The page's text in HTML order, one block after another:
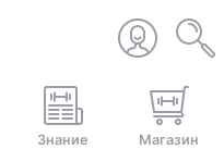
Знание Магазин